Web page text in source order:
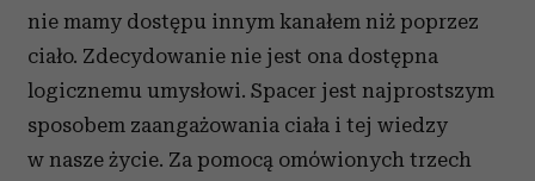
nie mamy dostępu innym kanałem niż poprzez
ciało. Zdecydowanie nie jest ona dostępna
logicznemu umysłowi. Spacer jest najprostszym
sposobem zaangażowania ciała i tej wiedzy
w nasze życie. Za pomocą omówionych trzech